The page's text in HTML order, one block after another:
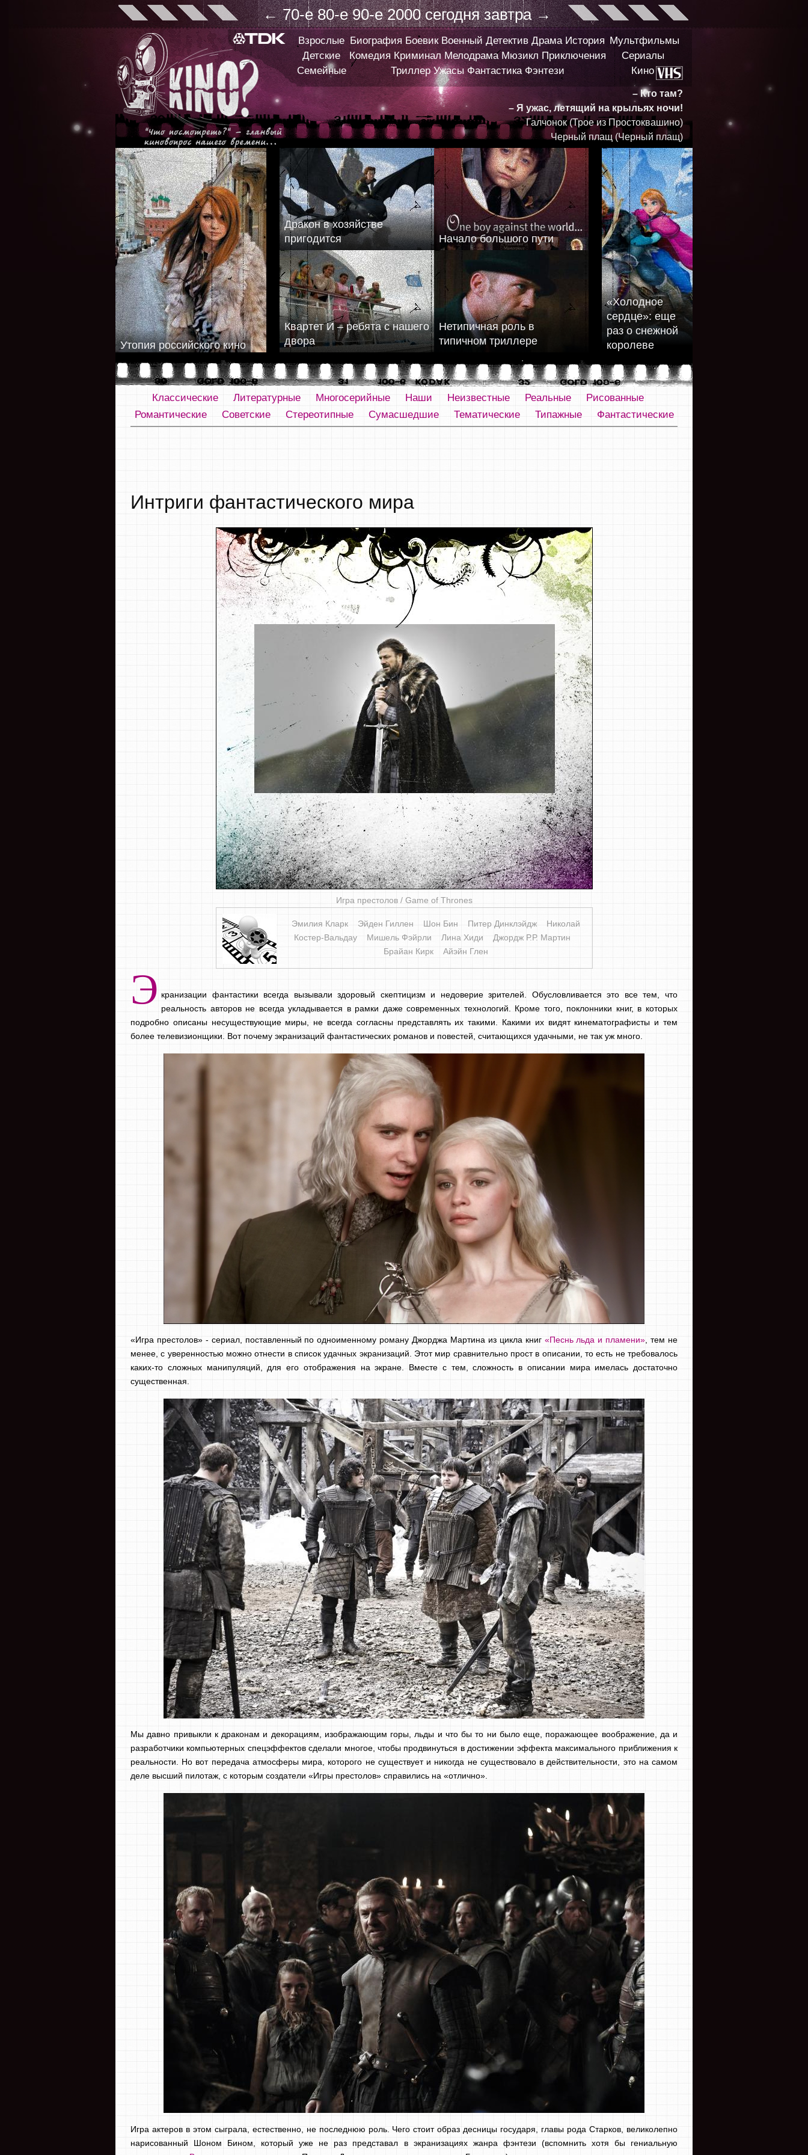
← 70-е 80-е 90-е 2000 сегодня завтра →
Взрослые
Детские
Семейные
Биография Боевик Военный Детектив Драма История
Комедия Криминал Мелодрама Мюзикл Приключения
Триллер Ужасы Фантастика Фэнтези
Мультфильмы
Сериалы
Кино
– Кто там?
– Я ужас, летящий на крыльях ночи!
Галчонок (Трое из Простоквашино)
Черный плащ (Черный плащ)
Утопия российского кино
Дракон в хозяйстве
пригодится
Начало большого пути
Квартет И – ребята с нашего
двора
Нетипичная роль в
типичном триллере
«Холодное
сердце»: еще
раз о снежной
королеве
Классические Литературные Многосерийные Наши Неизвестные Реальные
Рисованные
Романтические
Советские Стереотипные Сумасшедшие Тематические Типажные Фантастические
Интриги фантастического мира
Игра престолов / Game of Thrones
Эмилия Кларк Эйден Гиллен Шон Бин Питер Динклэйдж
Николай
Костер-Вальдау
Мишель Фэйрли Лина Хиди
Джордж Р.Р. Мартин
Брайан Кирк
Айэйн Глен
Э кранизации фантастики всегда вызывали здоровый скептицизм и недоверие зрителей. Обусловливается это все тем, что
реальность авторов не всегда укладывается в рамки даже современных технологий. Кроме того, поклонники книг, в которых
подробно описаны несуществующие миры, не всегда согласны представлять их такими. Какими их видят кинематографисты и тем
более телевизионщики. Вот почему экранизаций фантастических романов и повестей, считающихся удачными, не так уж много.
«Игра престолов» - сериал, поставленный по одноименному роману Джорджа Мартина из цикла книг «Песнь льда и пламени» , тем не
менее, с уверенностью можно отнести в список удачных экранизаций. Этот мир сравнительно прост в описании, то есть не требовалось
каких-то сложных манипуляций, для его отображения на экране. Вместе с тем, сложность в описании мира имелась достаточно
существенная.
Мы давно привыкли к драконам и декорациям, изображающим горы, льды и что бы то ни было еще, поражающее воображение, да и
разработчики компьютерных спецэффектов сделали многое, чтобы продвинуться в достижении эффекта максимального приближения к
реальности. Но вот передача атмосферы мира, которого не существует и никогда не существовало в действительности, это на самом
деле высший пилотаж, с которым создатели «Игры престолов» справились на «отлично».
Игра актеров в этом сыграла, естественно, не последнюю роль. Чего стоит образ десницы государя, главы рода Старков, великолепно
нарисованный Шоном Бином, который уже не раз представал в экранизациях жанра фэнтези (вспомнить хотя бы гениальную